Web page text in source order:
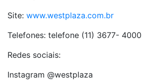
Site: www.westplaza.com.br
Telefones: telefone (11) 3677-
Redes sociais:
Instagram @westplaza